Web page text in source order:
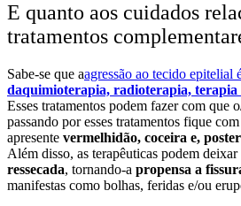
E quanto aos cuidados
tratamentos
Sabe-se que aagressão ao tecido epitelial
daquimioterapia, radioterapia, terapia
Esses tratamentos podem fazer com que
passando por esses tratamentos fique
apresente vermelhidão, coceira e,
Além disso, as terapêuticas podem deixar
ressecada, tornando-a propensa a
manifestas como bolhas, feridas e/ou